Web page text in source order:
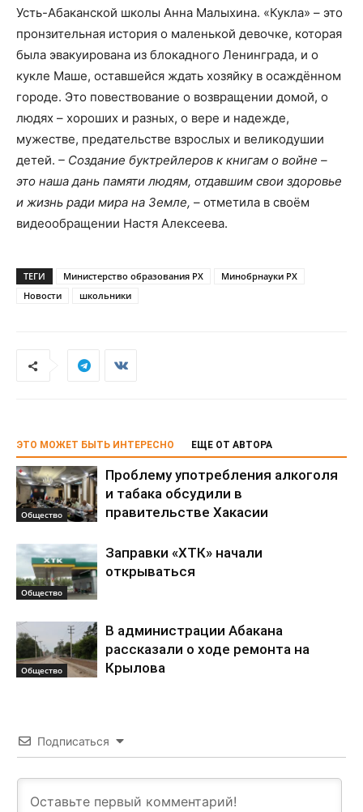
Усть-Абаканской школы Анна Малыхина. «Кукла» – это
пронзительная история о маленькой девочке, которая
была эвакуирована из блокадного Ленинграда, и о
кукле Маше, оставшейся ждать хозяйку в осаждённом
городе. Это повествование о возвращении домой, о
людях – хороших и разных, о вере и надежде,
мужестве, предательстве взрослых и великодушии
детей. – Создание буктрейлеров к книгам о войне –
это наша дань памяти людям, отдавшим свои здоровье
и жизнь ради мира на Земле, – отметила в своём
видеообращении Настя Алексеева.
ТЕГИ Министерство образования РХ
Минобрнауки РХ
Новости
школьники
ЭТО МОЖЕТ БЫТЬ ИНТЕРЕСНО ЕЩЕ ОТ АВТОРА
Общество
Проблему употребления алкоголя
и табака обсудили в
правительстве Хакасии
Общество
Заправки «ХТК» начали
открываться
Общество
В администрации Абакана
рассказали о ходе ремонта на
Крылова
Подписаться